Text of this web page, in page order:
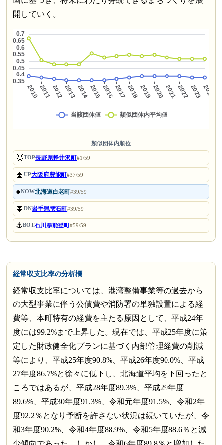
開していく。
類似団体内順位
🥇TOP長野県軽井沢町#1/59
⏫UP大阪府豊能町#37/59
●NOW北海道白老町#39/59
⏬DN岩手県雫石町#39/59
⚓BOT石川県能登町#59/59
経常収支比率の分析欄
経常収支比率については、港湾整備事業等の過去から
の大型事業に伴う公債費や消防署の単独設置による経
費等、本町特有の経費を主たる原因として、平成24年
度には99.2%まで上昇した。現在では、平成25年度に策
定した財政健全化プランに基づく内部管理経費の削減
等により、平成25年度90.8%、平成26年度90.0%、平成
27年度86.7%と徐々に低下し、北海道平均を下回ったと
ころではあるが、平成28年度89.3%、平成29年度
89.6%、平成30年度91.3%、令和元年度91.5%、令和2年
度92.2％となり予断を許さない状況は続いていたが、令
和3年度90.2%、令和4年度88.9%、令和5年度88.6％と減
少傾向であった。しかし、令和6年度89.8％と増加した